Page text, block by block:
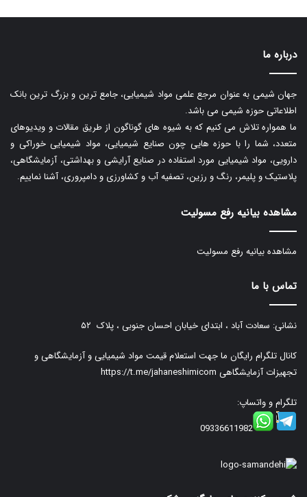
درباره ما
جهان شیمی به عنوان مرجع علمی مواد شیمیایی، جامع ترین و بزرگ ترین بانک
اطلاعاتی حوزه شیمی می باشد.
ما همواره تلاش می کنیم که به شیوه های گوناگون از طریق مقالات و ویدیوهای
متعدد، شما را با حوزه هایی چون صنایع شیمیایی، مواد شیمیایی خوراکی و
دارویی، مواد شیمیایی مورد استفاده در صنایع آرایشی و بهداشتی، آزمایشگاهی،
پلاستیک و پلیمر، رنگ و رزین، تصفیه آب و کشاورزی و دامپروری، آشنا نماییم.
مشاهده بیانیه رفع مسولیت
مشاهده بیانیه رفع مسولیت
تماس با ما
نشانی: سعادت آباد ، ابتدای خیابان احسان جنوبی ، پلاک ۵۲
کانال تلگرام رایگان ما جهت استعلام قیمت مواد شیمیایی و آزمایشگاهی و
تجهیزات آزمایشگاهی https://t.me/jahaneshimicom
تلگرام و واتساپ:
09336611982